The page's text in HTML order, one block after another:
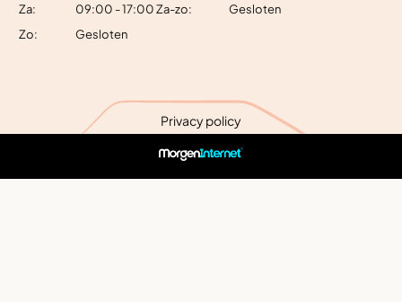
Za:
09:00 - 17:00
Zo:
Gesloten
Za-zo:
Gesloten
Privacy policy